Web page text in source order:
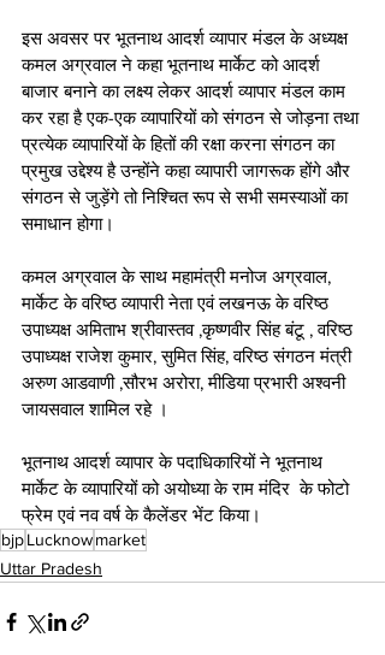
इस अवसर पर भूतनाथ आदर्श व्यापार मंडल के अध्यक्ष
कमल अग्रवाल ने कहा भूतनाथ मार्केट को आदर्श
बाजार बनाने का लक्ष्य लेकर आदर्श व्यापार मंडल काम
कर रहा है एक-एक व्यापारियों को संगठन से जोड़ना तथा
प्रत्येक व्यापारियों के हितों की रक्षा करना संगठन का
प्रमुख उद्देश्य है उन्होंने कहा व्यापारी जागरूक होंगे और
संगठन से जुड़ेंगे तो निश्चित रूप से सभी समस्याओं का
समाधान होगा।
कमल अग्रवाल के साथ महामंत्री मनोज अग्रवाल,
मार्केट के वरिष्ठ व्यापारी नेता एवं लखनऊ के वरिष्ठ
उपाध्यक्ष अमिताभ श्रीवास्तव ,कृष्णवीर सिंह बंटू , वरिष्ठ
उपाध्यक्ष राजेश कुमार, सुमित सिंह, वरिष्ठ संगठन मंत्री
अरुण आडवाणी ,सौरभ अरोरा, मीडिया प्रभारी अश्वनी
जायसवाल शामिल रहे ।
भूतनाथ आदर्श व्यापार के पदाधिकारियों ने भूतनाथ
मार्केट के व्यापारियों को अयोध्या के राम मंदिर  के फोटो
फ्रेम एवं नव वर्ष के कैलेंडर भेंट किया।
bjpLucknowmarket
Uttar Pradesh